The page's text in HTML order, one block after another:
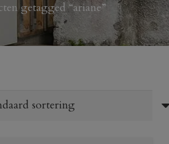
getagged “ariane”